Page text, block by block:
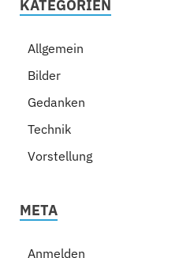
KATEGORIEN
Allgemein
Bilder
Gedanken
Technik
Vorstellung
META
Anmelden